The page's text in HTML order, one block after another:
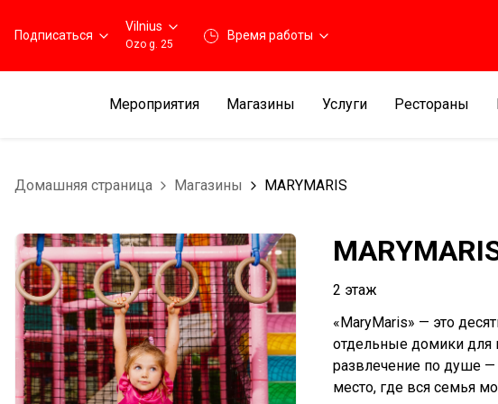
Подписаться
Vilnius
Ozo g. 25
Время работы
Мероприятия Магазины Услуги Рестораны
Домашняя страница Магазины MARYMARIS
2 этаж
«MaryMaris» — это
отдельные домики для
развлечение по душе
место, где вся семья